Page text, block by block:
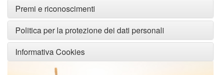
Premi e riconoscimenti
Politica per la protezione dei dati personali
Informativa Cookies